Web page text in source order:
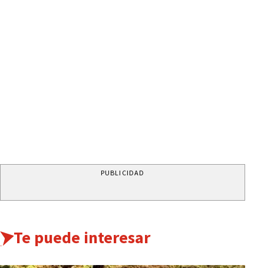
PUBLICIDAD
Te puede interesar